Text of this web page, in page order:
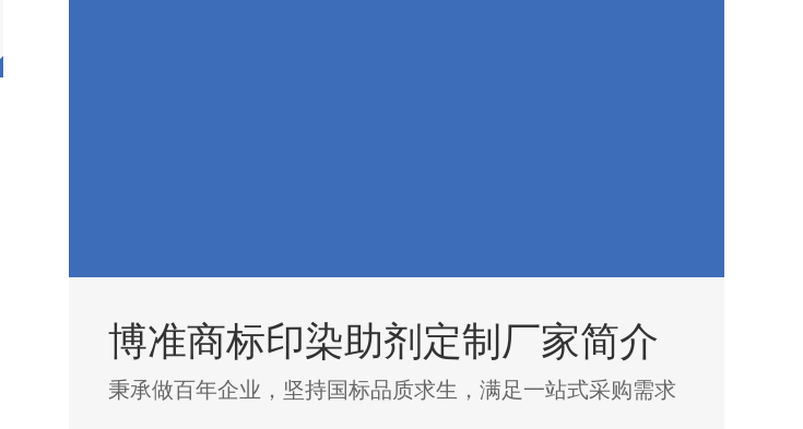
博准商标印染助剂定制厂家简介
秉承做百年企业，坚持国标品质求生，满足一站式采购需求